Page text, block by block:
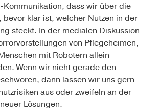
dass wir über die
bevor klar ist, welcher Nutzen in der
steckt. In der medialen Diskussion
von Pflegeheimen,
mit Robotern allein
Wenn wir nicht gerade den
dann lassen wir uns gern
aus oder zweifeln an der
Lösungen.